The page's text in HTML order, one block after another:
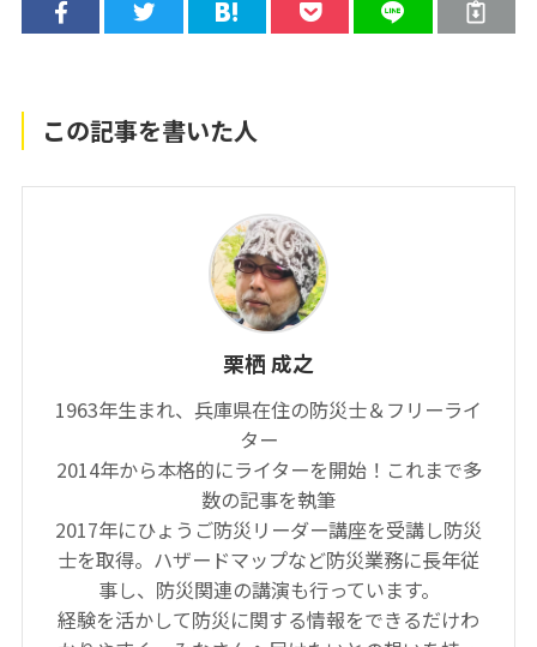
この記事を書いた人
栗栖 成之
1963年生まれ、兵庫県在住の防災士＆フリーライ
ター
2014年から本格的にライターを開始！これまで多
数の記事を執筆
2017年にひょうご防災リーダー講座を受講し防災
士を取得。ハザードマップなど防災業務に長年従
事し、防災関連の講演も行っています。
経験を活かして防災に関する情報をできるだけわ